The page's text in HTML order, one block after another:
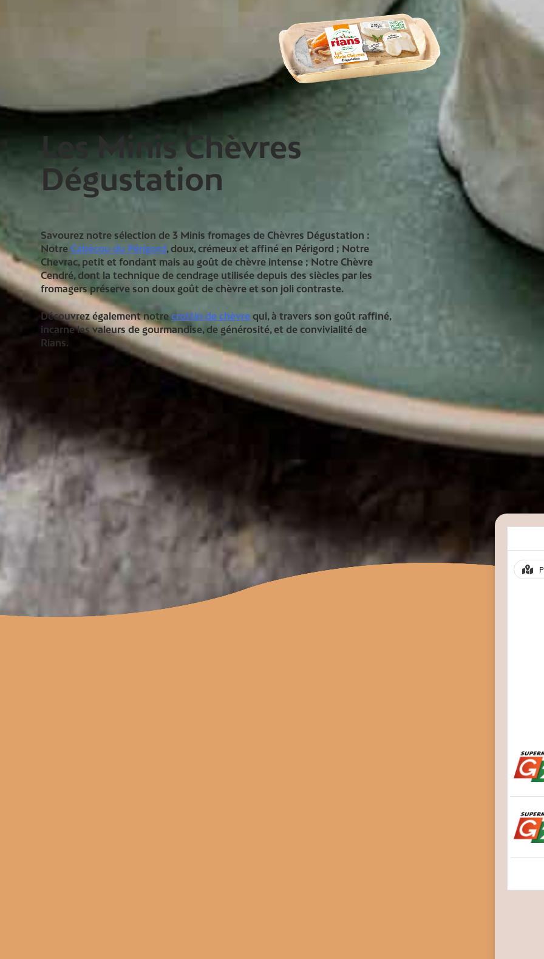
Les Minis Chèvres
Dégustation
Savourez notre sélection de 3 Minis fromages de Chèvres Dégustation :
NotreCabécou du Périgord, doux, crémeux et affiné en Périgord ; Notre
Chevrac, petit et fondant mais au goût de chèvre intense ; Notre Chèvre
Cendré, dont la technique de cendrage utilisée depuis des siècles par les
fromagers préserve son doux goût de chèvre et son joli contraste.
Découvrez également notrecrottin de chèvre qui, à travers son goût raffiné,
incarne les valeurs de gourmandise, de générosité, et de convivialité de
Rians.